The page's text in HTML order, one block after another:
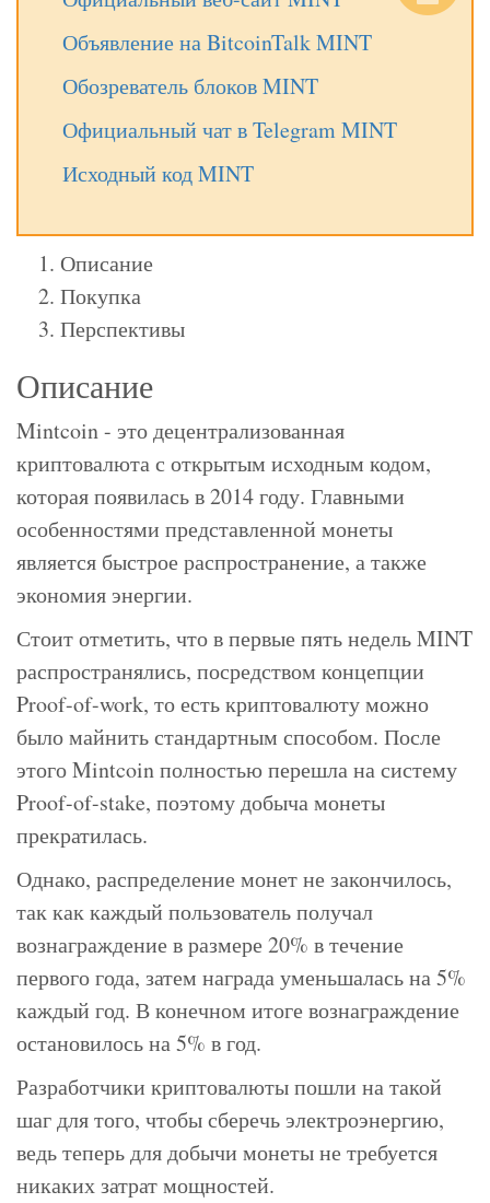
Объявление на BitcoinTalk MINT
Обозреватель блоков MINT
Официальный чат в Telegram MINT
Исходный код MINT
Описание
Покупка
Перспективы
Описание
Mintcoin - это децентрализованная
криптовалюта с открытым исходным кодом,
которая появилась в 2014 году. Главными
особенностями представленной монеты
является быстрое распространение, а также
экономия энергии.
Стоит отметить, что в первые пять недель MINT
распространялись, посредством концепции
Proof-of-work, то есть криптовалюту можно
было майнить стандартным способом. После
этого Mintcoin полностью перешла на систему
Proof-of-stake, поэтому добыча монеты
прекратилась.
Однако, распределение монет не закончилось,
так как каждый пользователь получал
вознаграждение в размере 20% в течение
первого года, затем награда уменьшалась на 5%
каждый год. В конечном итоге вознаграждение
остановилось на 5% в год.
Разработчики криптовалюты пошли на такой
шаг для того, чтобы сберечь электроэнергию,
ведь теперь для добычи монеты не требуется
никаких затрат мощностей.